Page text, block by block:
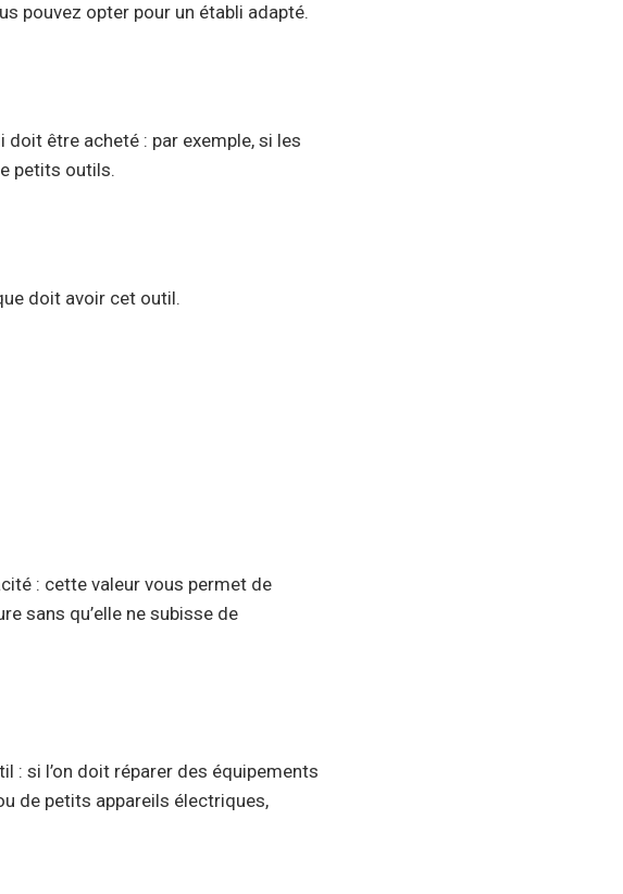
pouvez opter pour un établi adapté.
doit être acheté : par exemple, si les
petits outils.
doit avoir cet outil.
: cette valeur vous permet de
sans qu’elle ne subisse de
: si l’on doit réparer des équipements
de petits appareils électriques,